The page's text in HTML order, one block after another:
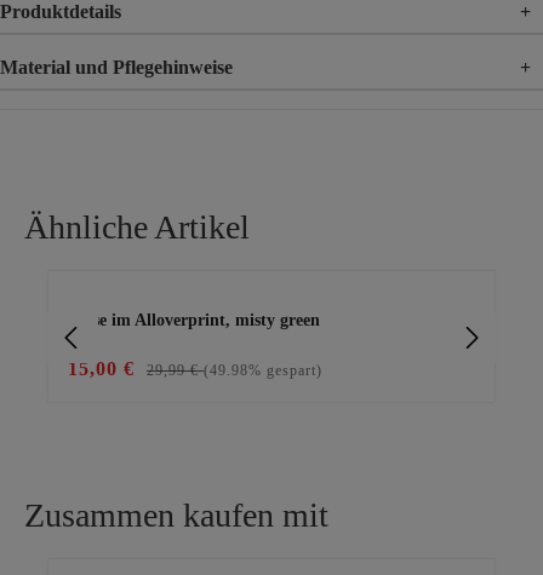
Produktdetails +
Material und Pflegehinweise +
Ähnliche Artikel
Bluse im Alloverprint, misty green
15,00 € 29,99 €(49.98% gespart)
Zusammen kaufen mit